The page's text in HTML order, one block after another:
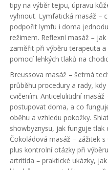
tipy na výběr tejpu, úpravu
vyhnout. Lymfatická masáž –
podpořit lymfu i doma
režimem. Reflexní masáž –
zaměřit při výběru terapeuta
pomocí lehkých tlaků na
Breussova masáž – šetrná
průběhu procedury a rady,
cvičením. Anticelulitidní
postupovat doma, a co
oběhu a vzhledu pokožky.
showbyznysu, jak funguje
Čokoládová masáž – zážitek
plus kontrolní otázky při
artritida – praktické ukázky,